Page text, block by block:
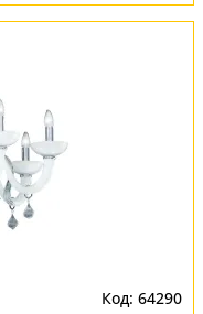
64290